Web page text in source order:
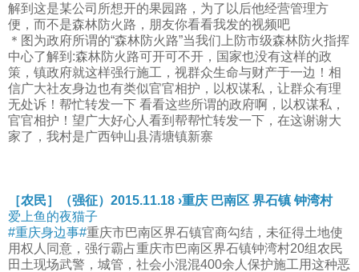
解到这是某公司所想开的果园路，为了以后他经营管理方
便，而不是森林防火路，朋友你看看我发的视频吧
＊图为政府所谓的“森林防火路”当我们上防市级森林防火指挥
中心了解到:森林防火路可开可不开，国家也没有这样的政
策，镇政府就这样强行施工，视群众生命与财产于一边！相
信广大社友身边也有类似官官相护，以权谋私，让群众有理
无处诉！帮忙转发一下 看看这些所谓的政府啊，以权谋私，
官官相护！望广大好心人看到帮帮忙转发一下，在这谢谢大
家了，我村是广西钟山县清塘镇新寨
［农民］（强征）2015.11.18 ›重庆 巴南区 界石镇 钟湾村
爱上鱼的夜猫子
#重庆身边事#重庆市巴南区界石镇官商勾结，未征得土地使
用权人同意，强行霸占重庆市巴南区界石镇钟湾村20组农民
田土现场武警，城管，社会小混混400余人保护施工用这种恶